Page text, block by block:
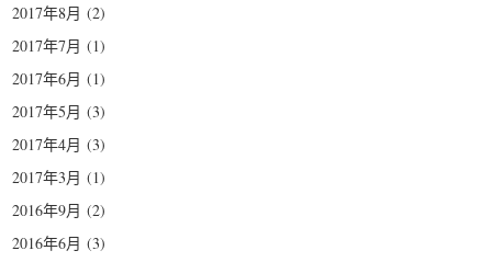
2017年8月 (2)
2017年7月 (1)
2017年6月 (1)
2017年5月 (3)
2017年4月 (3)
2017年3月 (1)
2016年9月 (2)
2016年6月 (3)